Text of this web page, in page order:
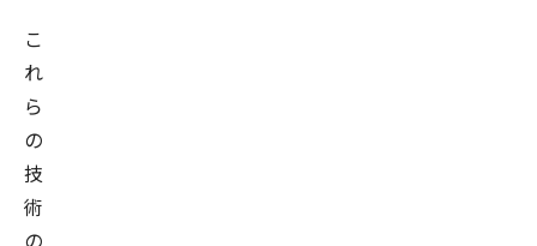
こ
れ
ら
の
技
術